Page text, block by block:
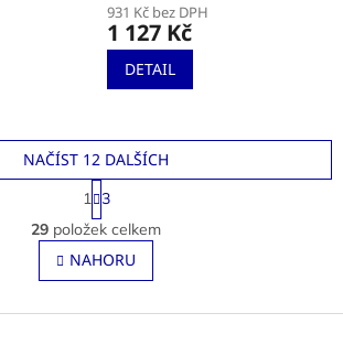
produktu
je
4,0
931 Kč bez DPH
1 127 Kč
DETAIL
O
v
l
á
a
NAČÍST 12 DALŠÍCH
S
t
r
á
n
k
v
1 3
29 položek celkem
NAHORU